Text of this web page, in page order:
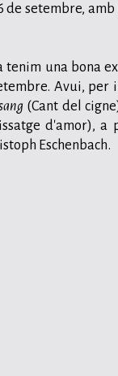
setembre, amb
una bona
Avui, per
(Cant del
d'amor), a
Eschenbach.